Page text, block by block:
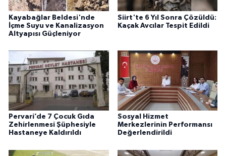
Kayabağlar Beldesi'nde
İçme Suyu ve Kanalizasyon
Altyapısı Güçleniyor
Siirt'te 6 Yıl Sonra Çözüldü:
Kaçak Avcılar Tespit Edildi
Pervari’de 7 Çocuk Gıda
Zehirlenmesi Şüphesiyle
Hastaneye Kaldırıldı
Sosyal Hizmet
Merkezlerinin Performansı
Değerlendirildi